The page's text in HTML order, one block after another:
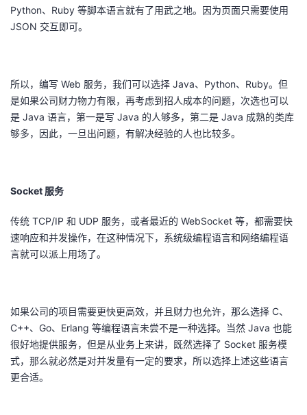
Python、Ruby 等脚本语言就有了用武之地。因为页面只需要使用
JSON 交互即可。
所以，编写 Web 服务，我们可以选择 Java、Python、Ruby。但
是如果公司财力物力有限，再考虑到招人成本的问题，次选也可以
是 Java 语言，第一是写 Java 的人够多，第二是 Java 成熟的类库
够多，因此，一旦出问题，有解决经验的人也比较多。
Socket 服务
传统 TCP/IP 和 UDP 服务，或者最近的 WebSocket 等，都需要快
速响应和并发操作，在这种情况下，系统级编程语言和网络编程语
言就可以派上用场了。
如果公司的项目需要更快更高效，并且财力也允许，那么选择 C、
C++、Go、Erlang 等编程语言未尝不是一种选择。当然 Java 也能
很好地提供服务，但是从业务上来讲，既然选择了 Socket 服务模
式，那么就必然是对并发量有一定的要求，所以选择上述这些语言
更合适。